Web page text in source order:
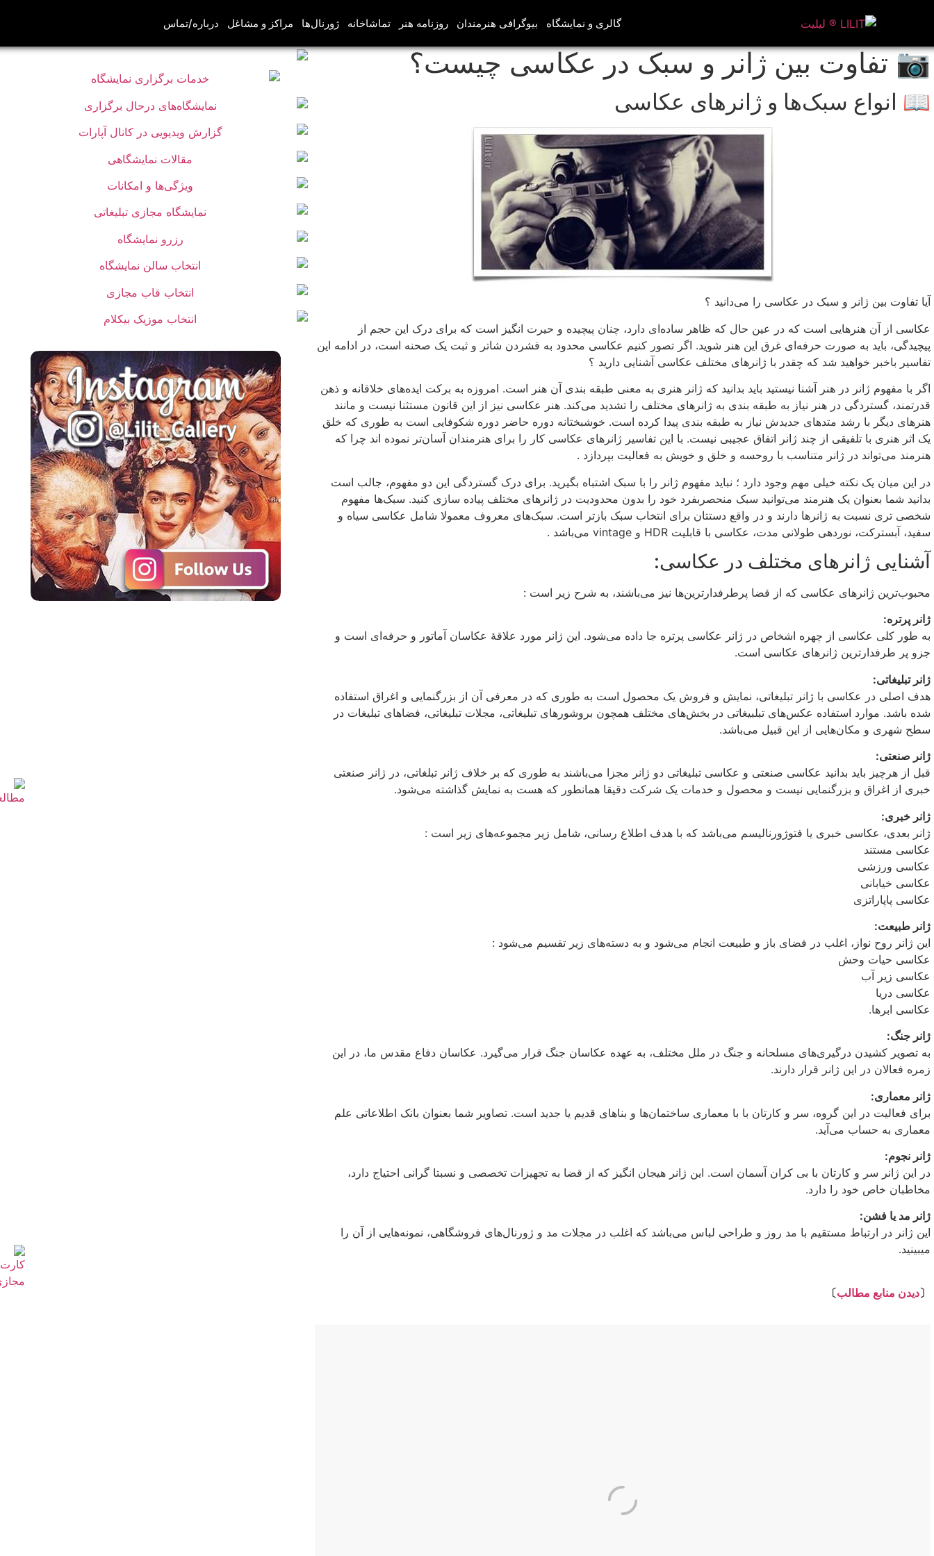
گالری و نمایشگاه بیوگرافی هنرمندان روزنامه هنر تماشاخانه ژورنال‌ها مراکز و مشاغل درباره/تماس
📷 تفاوت بین ژانر و سبک در عکاسی چیست؟
📖 انواع سبک‌ها و ژانرهای عکاسی
آیا تفاوت بین ژانر و سبک در عکاسی را می‌دانید ؟
عکاسی از آن هنر‌هایی است که در عین حال که ظاهر ساده‌ای دارد، چنان پیچیده و حیرت انگیز است که برای درک این حجم از
پیچیدگی، باید به صورت حرفه‌ای غرق این هنر شوید. اگر تصور کنیم عکاسی محدود به فشردن شاتر و ثبت یک صحنه است، در ادامه این
تفاسیر باخبر خواهید شد که چقدر با ژانر‌های مختلف عکاسی آشنایی دارید ؟
اگر با مفهوم ژانر در هنر آشنا نیستید باید بدانید که ژانر هنری به معنی طبقه بندی آن هنر است. امروزه به برکت ایده‌های خلاقانه و ذهن
قدرتمند، گستردگی در هنر نیاز به طبقه بندی به ژانرهای مختلف را تشدید می‌کند. هنر عکاسی نیز از این قانون مستثنا نیست و مانند
هنرهای دیگر با رشد متدهای جدیدش نیاز به طبقه بندی پیدا کرده است. خوشبختانه دوره حاضر دوره شکوفایی است به طوری که خلق
یک اثر هنری با تلفیقی از چند ژانر اتفاق عجیبی نیست. با این تفاسیر ژانرهای عکاسی کار را برای هنرمندان آسان‌تر نموده اند چرا که
هنرمند می‌تواند در ژانر متناسب با روحسه و خلق و خویش به فعالیت بپردازد .
در این میان یک نکته خیلی مهم وجود دارد ؛ نباید مفهوم ژانر را با سبک اشتباه بگیرید. برای درک گستردگی این دو مفهوم، جالب است
بدانید شما بعنوان یک هنرمند می‌توانید سبک منحصربفرد خود را بدون محدودیت در ژانرهای مختلف پیاده سازی کنید. سبک‌ها مفهوم
شخصی تری نسبت به ژانر‌ها دارند و در واقع دستتان برای انتخاب سبک بازتر است. سبک‌های معروف معمولا شامل عکاسی سیاه و
سفید، آبسترکت، نوردهی طولانی مدت، عکاسی با قابلیت HDR و vintage می‌باشد .
آشنایی ژانرهای مختلف در عکاسی:
محبوب‌ترین ژانر‌های عکاسی که از قضا پرطرفدارترین‌ها نیز می‌باشند، به شرح زیر است :
ژانر پرتره:
به طور کلی عکاسی از چهره اشخاص در ژانر عکاسی پرتره جا داده می‌شود. این ژانر مورد علاقهٔ عکاسان آماتور و حرفه‌ای است و
جزو پر طرفدار‌ترین ژانر‌های عکاسی است.
ژانر تبلیغاتی:
هدف اصلی در عکاسی با ژانر تبلیغاتی، نمایش و فروش یک محصول است به طوری که در معرفی آن از بزرگنمایی و اغراق استفاده
شده باشد. موارد استفاده عکس‌های تبلبیغاتی در بخش‌های مختلف همچون بروشورها‌ی تبلیغاتی، مجلات تبلیغاتی، فضاهای تبلیغات در
سطح شهری و مکان‌هایی از این قبیل می‌باشد.
ژانر صنعتی:
قبل از هرچیز باید بدانید عکاسی صنعتی و عکاسی تبلیغاتی دو ژانر مجزا می‌باشند به طوری که بر خلاف ژانر تبلغاتی، در ژانر صنعتی
خبری از اغراق و بزرگنمایی نیست و محصول و خدمات یک شرکت دقیقا همانطور که هست به نمایش گذاشته می‌شود.
ژانر خبری:
ژانر بعدی، عکاسی خبری یا فتوژورنالیسم می‌باشد که با هدف اطلاع رسانی، شامل زیر مجموعه‌های زیر است :
عکاسی مستند
عکاسی ورزشی
عکاسی خیابانی
عکاسی پاپاراتزی
ژانر طبیعت:
این ژانر روح نواز، اغلب در فضای باز و طبیعت انجام می‌شود و به دسته‌های زیر تقسیم می‌شود :
عکاسی حیات وحش
عکاسی زیر آب
عکاسی دریا
عکاسی ابرها.
ژانر جنگ:
به تصویر کشیدن درگیری‌های مسلحانه و جنگ در ملل مختلف، به عهده عکاسان جنگ قرار می‌گیرد. عکاسان دفاع مقدس ما، در این
زمره فعالان در این ژانر قرار دارند.
ژانر معماری:
برای فعالیت در این گروه، سر و کارتان با با معماری ساختمان‌ها و بناهای قدیم یا جدید است. تصاویر شما بعنوان بانک اطلاعاتی علم
معماری به حساب می‌آید.
ژانر نجوم:
در این ژانر سر و کارتان با بی کران آسمان است. این ژانر هیجان انگیز که از قضا به تجهیزات تخصصی و نسبتا گرانی احتیاج دارد،
مخاطبان خاص خود را دارد.
ژانر مد یا فشن:
این ژانر در ارتباط مستقیم با مد روز و طراحی لباس می‌باشد که اغلب در مجلات مد و ژورنال‌های فروشگاهی، نمونه‌هایی از آن را
میبینید.
〔دیدن منابع مطالب〕